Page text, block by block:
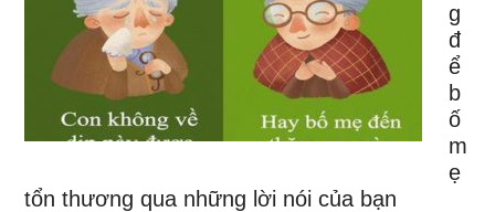
g
đ
ể
b
ố
m
ẹ
tổn thương qua những lời nói của bạn